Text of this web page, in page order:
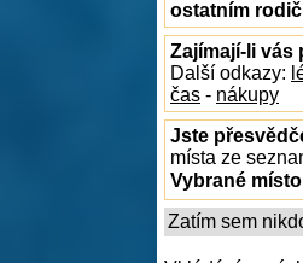
ostatním
Zajímají-li vás
Další odkazy:
čas - nákupy
Jste
místa ze
Vybrané
Zatím sem